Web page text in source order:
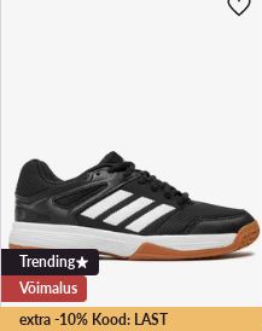
extra -10% Kood: LAST
Trending
Võimalus